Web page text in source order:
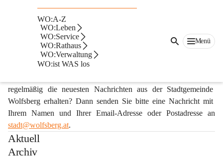
WO:A-Z
WO:Leben
WO:Service
WO:Rathaus
WO:Verwaltung
WO:ist WAS los
Menü
Stadtzeitung
Die Wolfsberger Stadtzeitung „Wolfsberg News“ erscheint vier
Mal im Jahr.
Wir informieren Sie über Wissenswertes und über aktuelle
regelmäßig die neuesten Nachrichten aus der Stadtgemeinde
Wolfsberg erhalten? Dann senden Sie bitte eine Nachricht mit
Ihrem Namen und Ihrer Email-Adresse oder Postadresse an
stadt@wolfsberg.at.
Aktuell
Archiv